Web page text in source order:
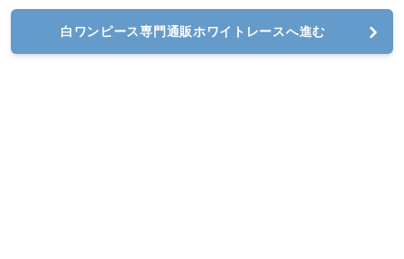
白ワンピース専門通販ホワイトレースへ進む